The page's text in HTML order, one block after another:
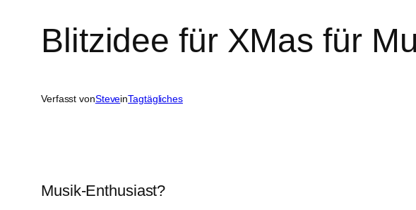
Blitzidee für XMas für
Verfasst vonSteveinTagtägliches
Musik-Enthusiast?